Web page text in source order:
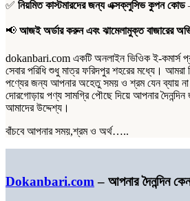
✅ নিয়মিত কাস্টমারদের জন্য এক্সক্লুসিভ কুপন কোড
📢 আজই অর্ডার করুন এবং ঝামেলামুক্ত বাজারের
dokanbari.com একটি অনলাইন ভিওিক ই-কমার্স
সেবার পরিধি শুধু মাত্র ফরিদপুর শহরের মধ্যে। আমরা
পণ্যের জন্য আপনার অহেতু সময় ও শ্রম যেন ব্যায়
দোরগোড়ায় পণ্য সামগ্রি পৌছে দিয়ে আপনার
আমাদের উদ্দেশ্য।
বাঁচবে আপনার সময়,শ্রম ও অর্থ…..
Dokanbari.com – আপনার দৈনন্দিন